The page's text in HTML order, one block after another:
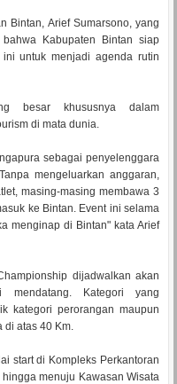
Bintan, Arief Sumarsono, yang
Kabupaten Bintan siap
untuk menjadi agenda rutin
besar khususnya dalam
di mata dunia.
sebagai penyelenggara
mengeluarkan anggaran,
masing-masing membawa 3
ke Bintan. Event ini selama
menginap di Bintan" kata Arief
dijadwalkan akan
Kategori yang
kategori perorangan maupun
di atas 40 Km.
start di Kompleks Perkantoran
menuju Kawasan Wisata